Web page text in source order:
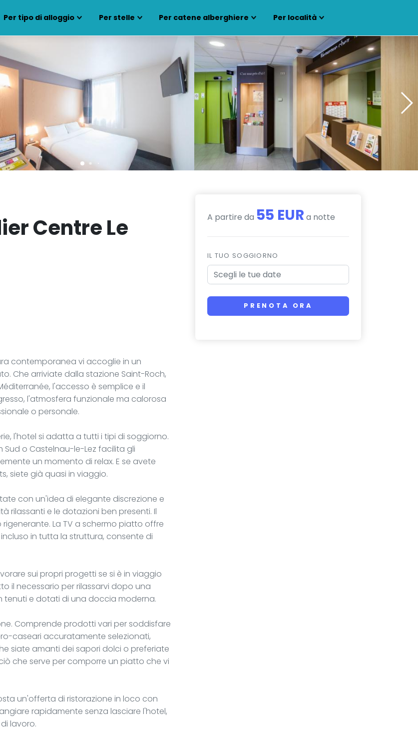
Per tipo di alloggio Per stelle Per catene alberghiere Per località
Centre Le
contemporanea vi accoglie in un
Che arriviate dalla stazione Saint-Roch,
l'accesso è semplice e il
l'atmosfera funzionale ma calorosa
o personale.
l'hotel si adatta a tutti i tipi di soggiorno.
Sud o Castelnau-le-Lez facilita gli
un momento di relax. E se avete
siete già quasi in viaggio.
con un'idea di elegante discrezione e
rilassanti e le dotazioni ben presenti. Il
La TV a schermo piatto offre
in tutta la struttura, consente di
sui propri progetti se si è in viaggio
il necessario per rilassarvi dopo una
tenuti e dotati di una doccia moderna.
Comprende prodotti vari per soddisfare
caseari accuratamente selezionati,
siate amanti dei sapori dolci o preferiate
che serve per comporre un piatto che vi
un'offerta di ristorazione in loco con
rapidamente senza lasciare l'hotel,
lavoro.
A partire da 55 EUR a notte
IL TUO SOGGIORNO
PRENOTA ORA